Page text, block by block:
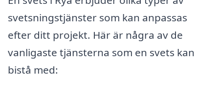
svetsningstjänster som kan anpassas
efter ditt projekt. Här är några av de
vanligaste tjänsterna som en svets kan
bistå med: